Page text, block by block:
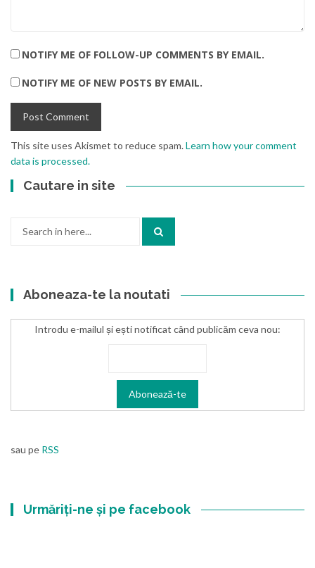
NOTIFY ME OF FOLLOW-UP COMMENTS BY EMAIL.
NOTIFY ME OF NEW POSTS BY EMAIL.
This site uses Akismet to reduce spam.Learn how your comment
data is processed.
Cautare in site
Aboneaza-te la noutati
Introdu e-mailul și ești notificat când publicăm ceva nou:
sau pe RSS
Urmăriți-ne și pe facebook